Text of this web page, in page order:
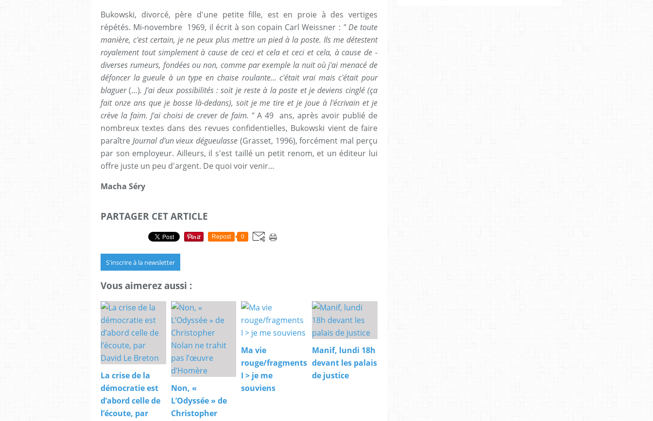
Bukowski, divorcé, père d'une petite fille, est en proie à des vertiges
répétés. Mi-novembre 1969, il écrit à son copain Carl Weissner : " De toute
manière, c'est certain, je ne peux plus mettre un pied à la poste. Ils me détestent
royalement tout simplement à cause de ceci et cela et ceci et cela, à cause de -
diverses rumeurs, fondées ou non, comme par exemple la nuit où j'ai menacé de
défoncer la gueule à un type en chaise roulante… c'était vrai mais c'était pour
blaguer(…). J'ai deux possibilités : soit je reste à la poste et je deviens cinglé (ça
fait onze ans que je bosse là-dedans), soit je me tire et je joue à l'écrivain et je
crève la faim. J'ai choisi de crever de faim. "A 49 ans, après avoir publié de
nombreux textes dans des revues confidentielles, Bukowski vient de faire
paraître Journal d'un vieux dégueulasse (Grasset, 1996), forcément mal perçu
par son employeur. Ailleurs, il s'est taillé un petit renom, et un éditeur lui
offre juste un peu d'argent. De quoi voir venir…
Macha Séry
PARTAGER CET ARTICLE
Repost 0
S'inscrire à la newsletter
Vous aimerez aussi :
La crise de la
démocratie est
d’abord celle de
l’écoute, par
Non, «
L’Odyssée » de
Christopher
Ma vie
rouge/fragments
I > je me
souviens
Manif, lundi 18h
devant les palais
de justice